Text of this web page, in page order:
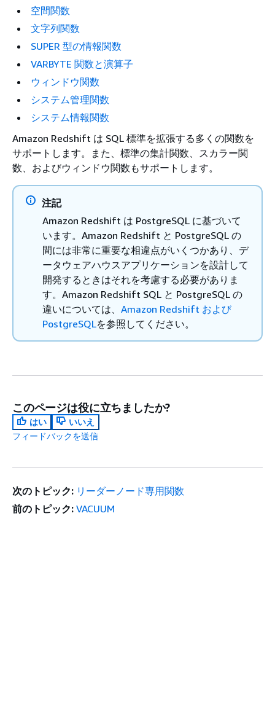
空間関数
文字列関数
SUPER 型の情報関数
VARBYTE 関数と演算子
ウィンドウ関数
システム管理関数
システム情報関数
Amazon Redshift は SQL 標準を拡張する多くの関数を
サポートします。また、標準の集計関数、スカラー関
数、およびウィンドウ関数もサポートします。
注記
Amazon Redshift は PostgreSQL に基づいて
います。Amazon Redshift と PostgreSQL の
間には非常に重要な相違点がいくつかあり、デ
ータウェアハウスアプリケーションを設計して
開発するときはそれを考慮する必要がありま
す。Amazon Redshift SQL と PostgreSQL の
違いについては、 Amazon Redshift および
PostgreSQLを参照してください。
このページは役に立ちましたか?
はい
いいえ
フィードバックを送信
次のトピック: リーダーノード専用関数
前のトピック: VACUUM